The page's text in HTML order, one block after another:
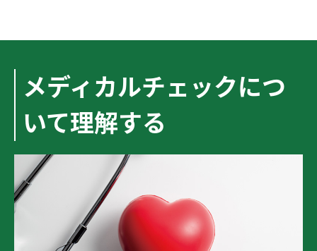
メディカルチェックにつ
いて理解する